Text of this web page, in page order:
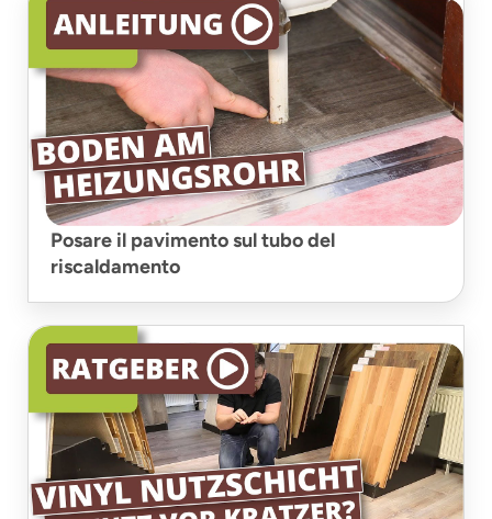
Posare il pavimento sul tubo del
riscaldamento